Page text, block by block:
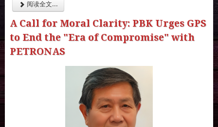
阅读全文...
A Call for Moral Clarity: PBK Urges GPS
to End the "Era of Compromise" with
PETRONAS